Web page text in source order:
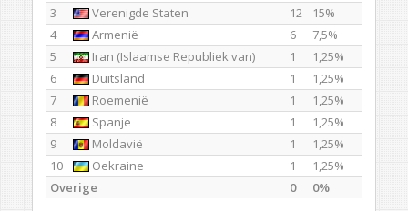
3
Verenigde Staten 12
15%
4
Armenië 6
7,5%
5
Iran (Islaamse Republiek van) 1
1,25%
6
Duitsland 1
1,25%
7
Roemenië 1
1,25%
8
Spanje 1
1,25%
9
Moldavië 1
1,25%
10
Oekraine 1
1,25%
Overige
0 0%